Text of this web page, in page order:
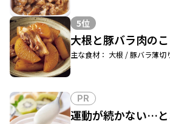
5位
大根と豚バラ肉の
主な食材： 大根 / 豚バラ薄切
PR
運動が続かない…